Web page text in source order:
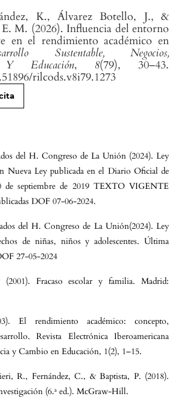
K., Álvarez Botello, J., &
M. (2026). Influencia del entorno
en el rendimiento académico en
Sustentable, Negocios,
Y Educación, 8(79), 30–43.
rilcods.v8i79.1273
del H. Congreso de La Unión (2024). Ley
Nueva Ley publicada en el Diario Oficial de
de septiembre de 2019 TEXTO VIGENTE
DOF 07-06-2024.
del H. Congreso de La Unión(2024). Ley
de niñas, niños y adolescentes. Última
27-05-2024
Fracaso escolar y familia. Madrid:
El rendimiento académico: concepto,
Revista Electrónica Iberoamericana
y Cambio en Educación, 1(2), 1–15.
R., Fernández, C., & Baptista, P. (2018).
(6.ª ed.). McGraw-Hill.